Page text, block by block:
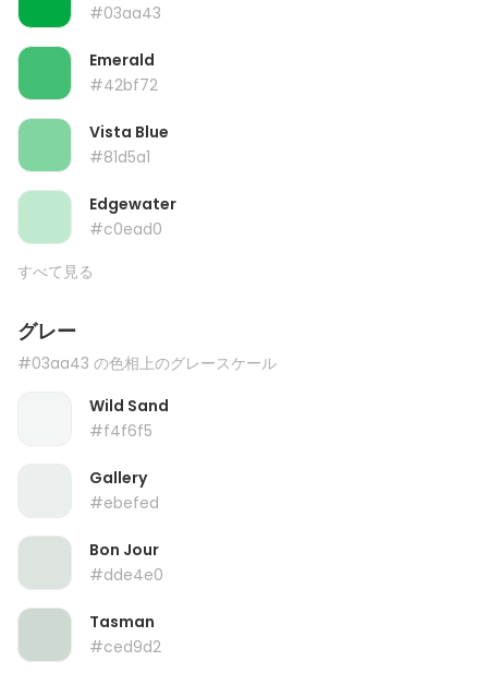
#03aa43
Emerald
#42bf72
Vista Blue
#81d5a1
Edgewater
#c0ead0
すべて見る
グレー
#03aa43 の色相上のグレースケール
Wild Sand
#f4f6f5
Gallery
#ebefed
Bon Jour
#dde4e0
Tasman
#ced9d2